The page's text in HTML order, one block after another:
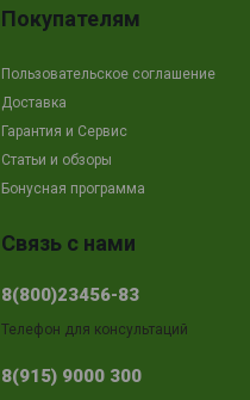
Покупателям
Пользовательское соглашение
Доставка
Гарантия и Сервис
Cтатьи и обзоры
Бонусная программа
Связь с нами
8(800)23456-83
Телефон для консультаций
8(915) 9000 300